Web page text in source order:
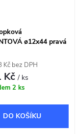
ø12x44 pravá
Kč bez DPH
Kč/ ks
2 ks
DO KOŠÍKU